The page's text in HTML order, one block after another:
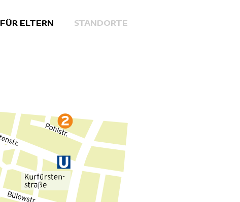
FÜR ELTERN STANDORTE